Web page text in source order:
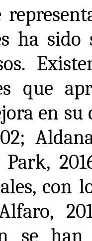
ha sido
que
en
con
se han